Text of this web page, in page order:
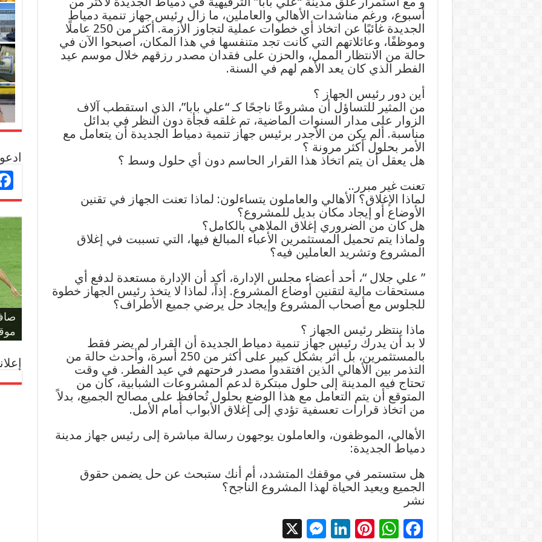
أسبوع، ورغم مناشدات الأهالي والعاملين، ما زال رئيس جهاز تنمية دمياط
الجديدة غائبًا عن اتخاذ أي خطوات عملية لتجاوز الأزمة. أكثر من 250 عاملًا
وموظفًا، وعائلاتهم التي كانت تجد متنفسها في هذا المكان، أصبحوا الآن في
حالة من الانتظار الممل، والحزن على فقدان مصدر رزقهم خلال موسم عيد
الفطر الذي كان يعد الأهم لهم في السنة.
أين دور رئيس الجهاز ؟
من المثير للتساؤل أن مشروعًا ناجحًا كـ “علي بابا”، الذي استقطب آلاف
الزوار على مدار السنوات الماضية، تم غلقه فجأة دون النظر في بدائل
مناسبة. ألم يكن من الأجدر برئيس جهاز تنمية دمياط الجديدة أن يتعامل مع
الأمر بحلول أكثر مرونة ؟
هل يعقل أن يتم اتخاذ هذا القرار الحاسم دون أي حلول وسط ؟
تعنت غير مبرر..
لماذا الإغلاق؟ الأهالي والعاملون يتساءلون: لماذا تعنت الجهاز في تقنين
الأوضاع أو إيجاد مكان بديل للمشروع؟
هل كان من الضروري إغلاق الملاهي بالكامل؟
ولماذا يتم تحميل المستثمرين الأعباء المبالغ فيها، التي تسببت في إغلاق
المشروع وتشريد العاملين فيه؟
” علي جلال “، أحد أعضاء مجلس الإدارة، أكد أن الإدارة مستعدة لدفع أي
مستحقات مالية لتقنين أوضاع المشروع. إذاً، لماذا لا يتخذ رئيس الجهاز خطوة
للجلوس مع أصحاب المشروع وإيجاد حل يرضي جميع الأطراف؟
ماذا ينتظر رئيس الجهاز ؟
لا بد أن يدرك رئيس جهاز تنمية دمياط الجديدة أن القرار لم يضر فقط
بالمستثمرين، بل أثر بشكل كبير على أكثر من 250 أسرة، وأحدث حالة من
التذمر بين الأهالي الذين افتقدوا مصدر فرحتهم في عيد الفطر. في وقت
تحتاج فيه المدينة إلى حلول مبتكرة لدعم المشروعات الشبابية، كان من
المتوقع أن يتم التعامل مع هذا الوضع بحلول تُحافظ على مصالح الجميع، بدلاً
من اتخاذ قرارات تعسفية تؤدي إلى إغلاق الأبواب أمام الأمل.
الأهالي، الموظفون، والعاملون يوجهون رسالة مباشرة إلى رئيس جهاز مدينة
دمياط الجديدة:
هل ستستمر في موقفك المتشدد، أم أنك ستبحث عن حل يضمن حقوق
الجميع ويعيد الحياة لهذا المشروع الناجح؟
نشر
F
W
Pi
Li
M
أمام